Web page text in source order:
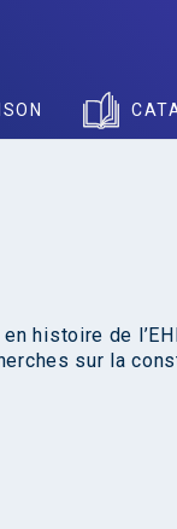
histoire de
sur la